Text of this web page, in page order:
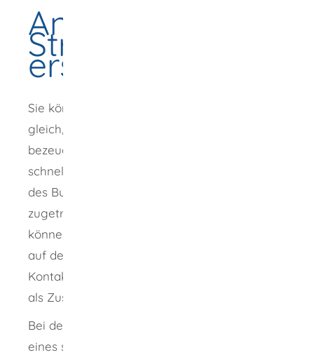
Anzeige -
Strafanzeige
erstatten
Sie können eine Strafanzeige stellen, ganz
gleich, ob Sie geschädigt sind, eine Straftat
bezeugen können oder unbeteiligt sind. Eine
schnelle Bearbeitung wird durch die Auswahl
des Bundeslandes, in dem sich das Ereignis
zugetragen hat, gefördert. Eine Anzeige
können Sie formlos, telefonisch, online und
auf der Wache mit Angabe Ihrer
Kontaktdaten stellen. Die Online-Anzeige ist
als Zusatzangebot zu verstehen.
Bei der Strafanzeige steht die Mitteilung
eines strafrechtlichen Sachverhaltes im